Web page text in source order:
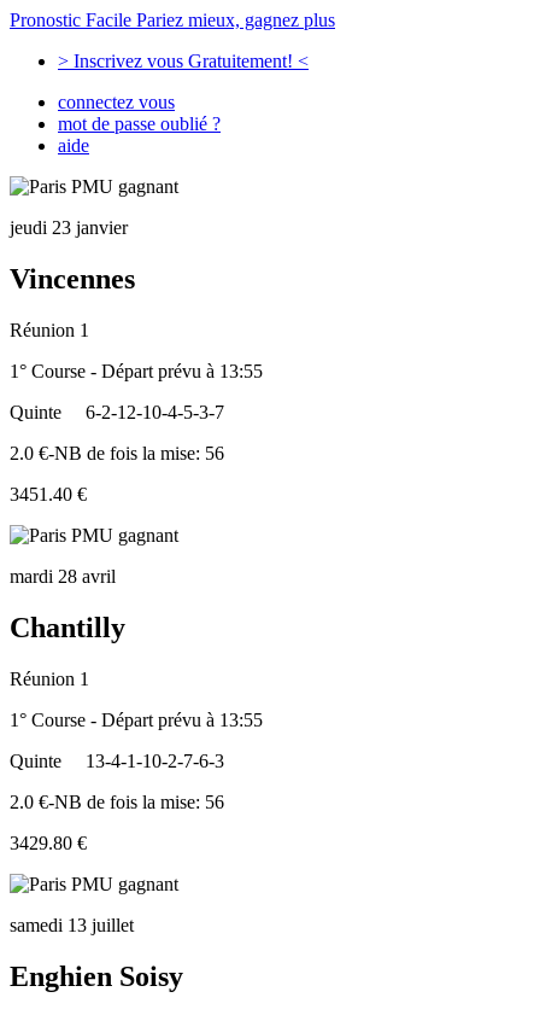
Pronostic Facile Pariez mieux, gagnez plus
> Inscrivez vous Gratuitement! <
connectez vous
mot de passe oublié ?
aide
jeudi 23 janvier
Vincennes
Réunion 1
1° Course - Départ prévu à 13:55
Quinte
6-2-12-10-4-5-3-7
2.0 €-NB de fois la mise: 56
3451.40 €
mardi 28 avril
Chantilly
Réunion 1
1° Course - Départ prévu à 13:55
Quinte
13-4-1-10-2-7-6-3
2.0 €-NB de fois la mise: 56
3429.80 €
samedi 13 juillet
Enghien Soisy